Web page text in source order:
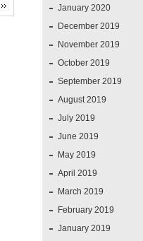
January 2020
December 2019
November 2019
October 2019
September 2019
August 2019
July 2019
June 2019
May 2019
April 2019
March 2019
February 2019
January 2019